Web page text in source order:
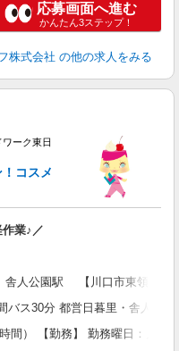
応募画面へ進む
かんたん3ステップ！
株式会社 の他の求人をみる
ーク東日
コスメ
業♪／
舎人公園駅 【川口市東領家
バス30分 都営日暮里・舎人ラ
間） 【勤務】 勤務曜日：月